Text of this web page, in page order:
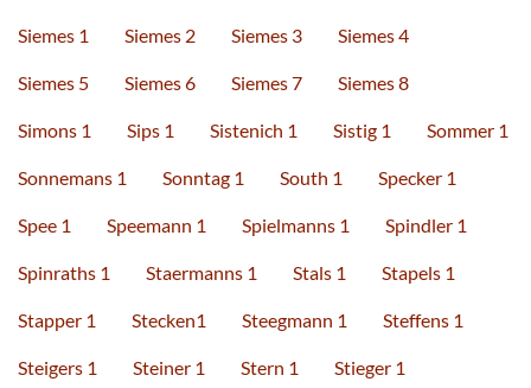
Siemes 1 Siemes 2 Siemes 3 Siemes 4
Siemes 5 Siemes 6 Siemes 7 Siemes 8
Simons 1 Sips 1 Sistenich 1 Sistig 1 Sommer 1
Sonnemans 1 Sonntag 1 South 1 Specker 1
Spee 1 Speemann 1 Spielmanns 1 Spindler 1
Spinraths 1 Staermanns 1 Stals 1 Stapels 1
Stapper 1 Stecken1 Steegmann 1 Steffens 1
Steigers 1 Steiner 1 Stern 1 Stieger 1